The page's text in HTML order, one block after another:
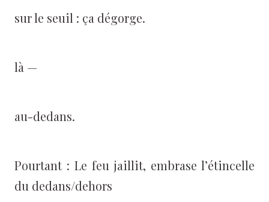
sur le seuil : ça dégorge.
là —
au-dedans.
Pourtant : Le feu jaillit, embrase l’étincelle
du dedans/dehors